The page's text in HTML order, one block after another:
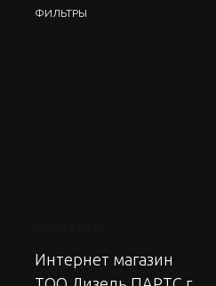
ФИЛЬТРЫ
Интернет магазин